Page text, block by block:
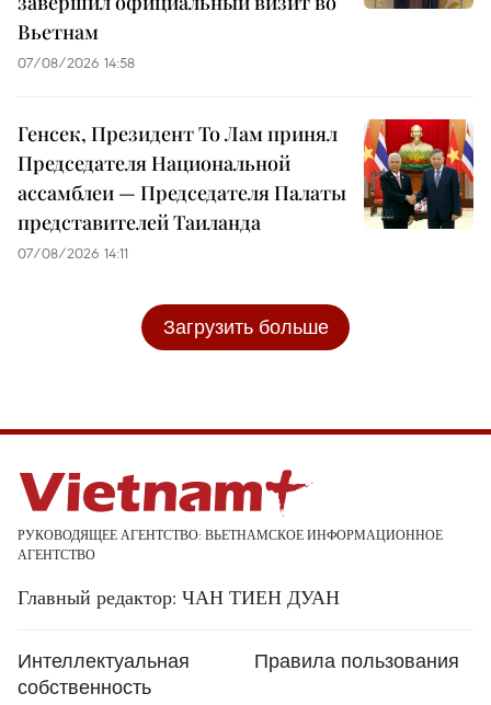
Вьетнам
07/08/2026 14:58
Генсек, Президент То Лам принял
Председателя Национальной
ассамблеи — Председателя Палаты
представителей Таиланда
07/08/2026 14:11
Загрузить больше
РУКОВОДЯЩЕЕ АГЕНТСТВО: ВЬЕТНАМСКОЕ ИНФОРМАЦИОННОЕ
АГЕНТСТВО
Главный редактор: ЧАН ТИЕН ДУАН
Интеллектуальная
собственность
Правила пользования